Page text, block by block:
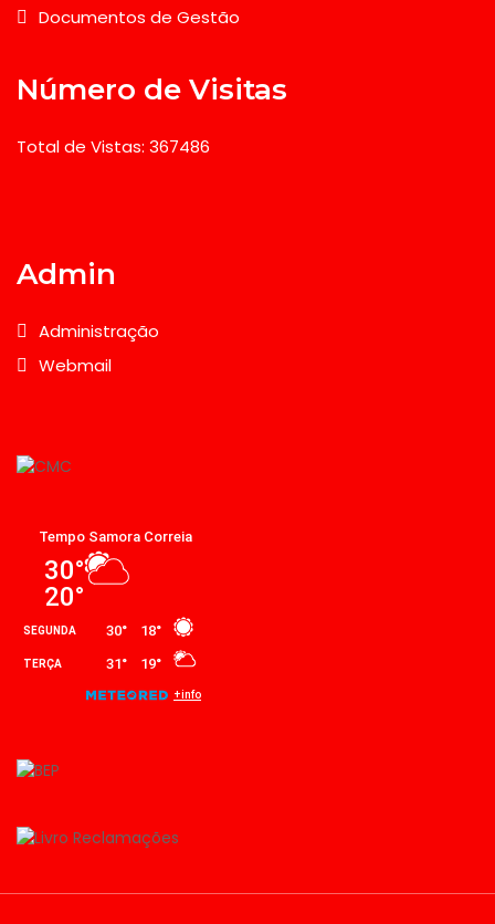
Documentos de Gestão
Número de Visitas
Total de Vistas: 367486
Admin
Administração
Webmail